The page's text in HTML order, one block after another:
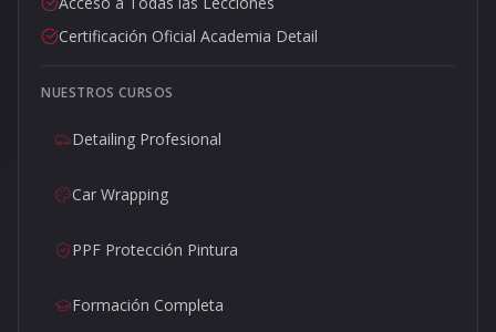
Certificación Oficial Academia Detail
NUESTROS CURSOS
Detailing Profesional
Car Wrapping
PPF Protección Pintura
Formación Completa